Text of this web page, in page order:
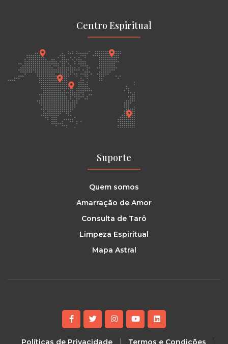
Centro Espiritual
Suporte
Quem somos
Amarração de Amor
Consulta de Tarô
Limpeza Espiritual
Mapa Astral
Políticas de Privacidade Termos e Condições